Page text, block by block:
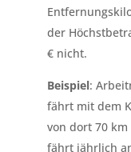
der
€ nicht.
Beispiel:
fährt mit dem
von dort 70
fährt jährlich